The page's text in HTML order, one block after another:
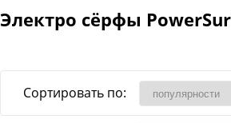
Электро сёрфы
Сортировать по: